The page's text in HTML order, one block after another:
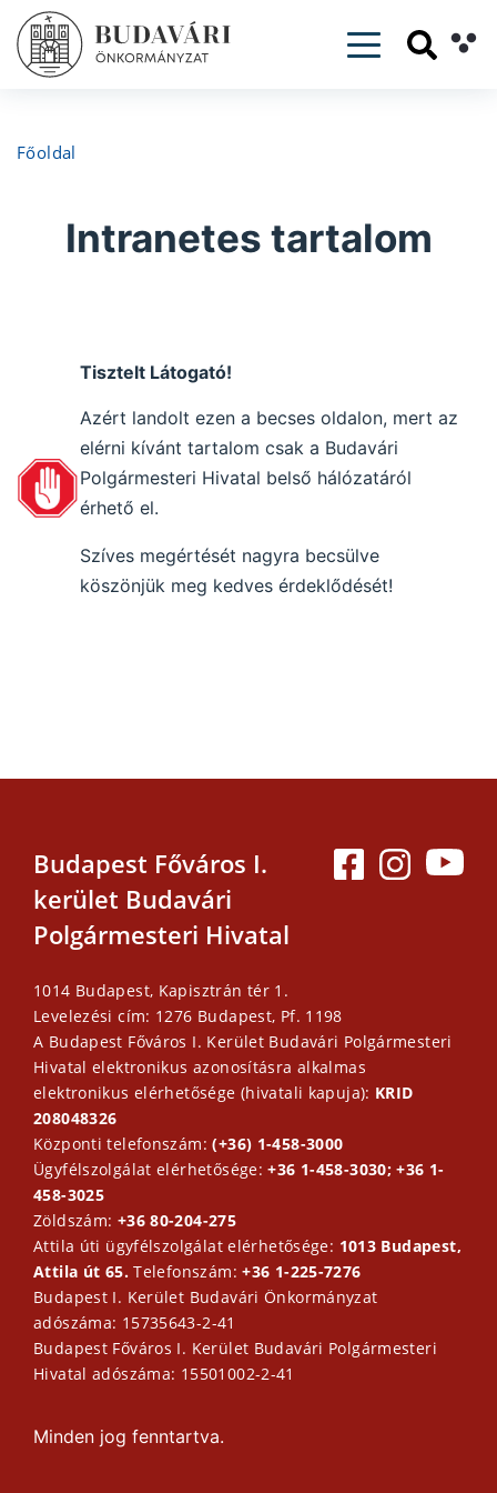
Toggle
Főoldal
Intranetes tartalom
Tisztelt Látogató!
Azért landolt ezen a becses oldalon, mert az
elérni kívánt tartalom csak a Budavári
Polgármesteri Hivatal belső hálózatáról
érhető el.
Szíves megértését nagyra becsülve
köszönjük meg kedves érdeklődését!
Budapest Főváros I.
kerület Budavári
Polgármesteri Hivatal
1014 Budapest, Kapisztrán tér 1.
Levelezési cím: 1276 Budapest, Pf. 1198
A Budapest Főváros I. Kerület Budavári Polgármesteri
Hivatal elektronikus azonosításra alkalmas
elektronikus elérhetősége (hivatali kapuja): KRID
208048326
Központi telefonszám:(+36) 1-458-3000
Ügyfélszolgálat elérhetősége:+36 1-458-3030; +36 1-
458-3025
Zöldszám: +36 80-204-275
Attila úti ügyfélszolgálat elérhetősége: 1013 Budapest,
Attila út 65.Telefonszám:+36 1-225-7276
Budapest I. Kerület Budavári Önkormányzat
adószáma: 15735643-2-41
Budapest Főváros I. Kerület Budavári Polgármesteri
Hivatal adószáma: 15501002-2-41
Minden jog fenntartva.